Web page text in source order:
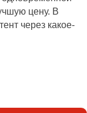
цену. В
через какое-